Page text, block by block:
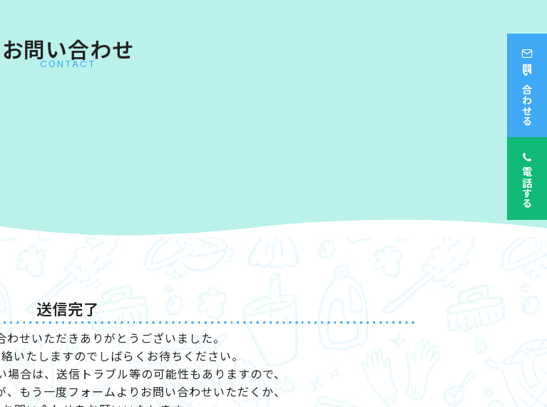
お問い合わせ
CONTACT
送信完了
わせいただきありがとうございました。
いたしますのでしばらくお待ちください。
合は、送信トラブル等の可能性もありますので、
もう一度フォームよりお問い合わせいただくか、
問い合わせる
電話する